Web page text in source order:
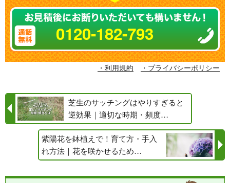
0120-182-793
・利用規約 ・プライバシーポリシー
芝生のサッチングはやりすぎると
逆効果｜適切な時期・頻度…
紫陽花を鉢植えで！育て方・手入
れ方法｜花を咲かせるため…